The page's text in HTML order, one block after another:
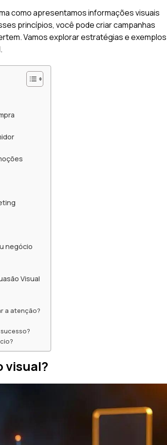
como apresentamos informações visuais
princípios, você pode criar campanhas
Vamos explorar estratégias e exemplos
negócio
Visual
a atenção?
visual?